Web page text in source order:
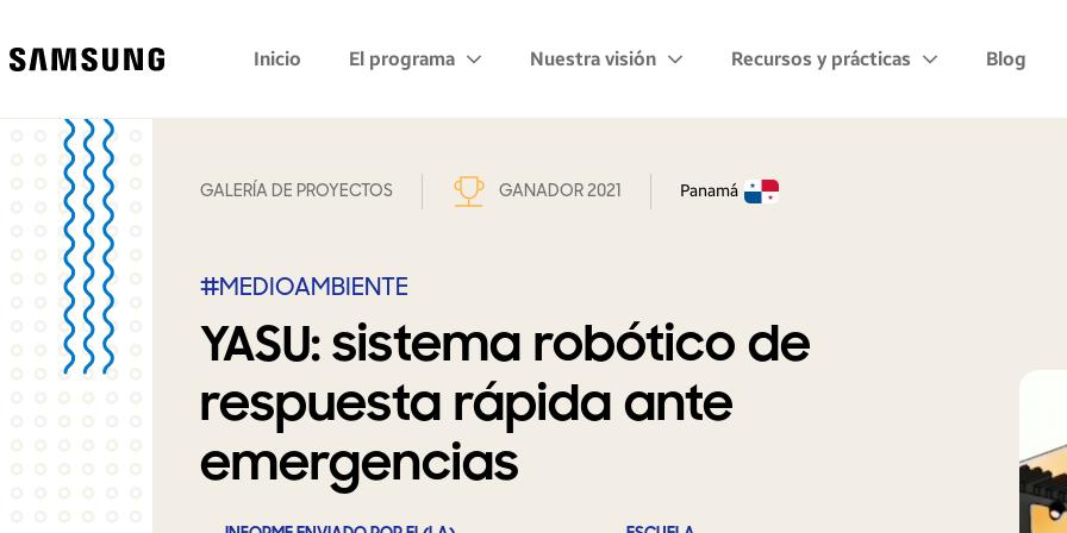
Samsung Inicio El programa Nuestra visión Recursos y prácticas Blog
GALERÍA DE PROYECTOS GANADOR 2021 Panamá
#MEDIOAMBIENTE
YASU: sistema robótico de
respuesta rápida ante
emergencias